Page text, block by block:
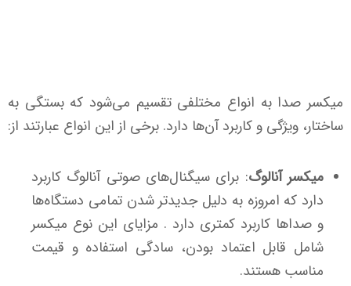
میکسر صدا به انواع مختلفی تقسیم می‌شود که بستگی به
ساختار، ویژگی و کاربرد آن‌ها دارد. برخی از این انواع عبارتند از:
میکسر آنالوگ: برای سیگنال‌های صوتی آنالوگ کاربرد
دارد که امروزه به دلیل جدیدتر شدن تمامی دستگاه‌ها
و صداها کاربرد کمتری دارد . مزایای این نوع میکسر
شامل قابل اعتماد بودن، سادگی استفاده و قیمت
مناسب هستند.